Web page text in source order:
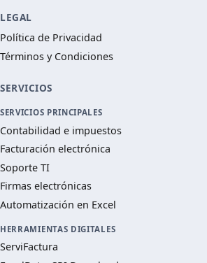
LEGAL
Política de Privacidad
Términos y Condiciones
SERVICIOS
SERVICIOS PRINCIPALES
Contabilidad e impuestos
Facturación electrónica
Soporte TI
Firmas electrónicas
Automatización en Excel
HERRAMIENTAS DIGITALES
ServiFactura